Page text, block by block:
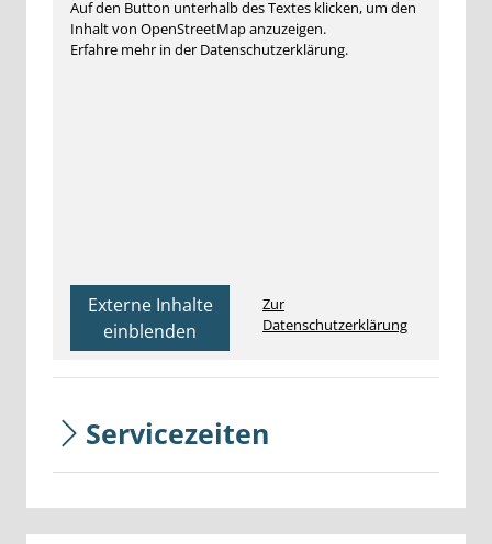
Auf den Button unterhalb des Textes klicken, um den
Inhalt von OpenStreetMap anzuzeigen.
Erfahre mehr in der Datenschutzerklärung.
Externe Inhalte
einblenden
Zur
Datenschutzerklärung
Servicezeiten